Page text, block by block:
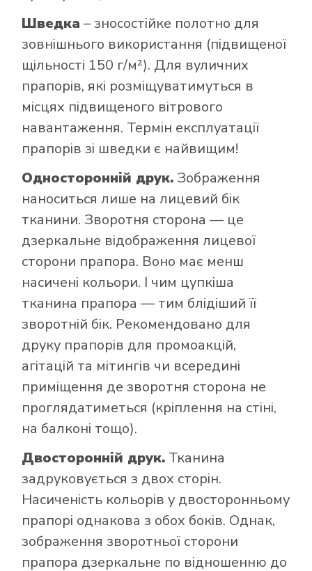
Шведка – зносостійке полотно для
зовнішнього використання (підвищеної
щільності 150 г/м²). Для вуличних
прапорів, які розміщуватимуться в
місцях підвищеного вітрового
навантаження. Термін експлуатації
прапорів зі шведки є найвищим!
Односторонній друк. Зображення
наноситься лише на лицевий бік
тканини. Зворотня сторона — це
дзеркальне відображення лицевої
сторони прапора. Воно має менш
насичені кольори. І чим цупкіша
тканина прапора — тим блідіший її
зворотній бік. Рекомендовано для
друку прапорів для промоакцій,
агітацій та мітингів чи всередині
приміщення де зворотня сторона не
проглядатиметься (кріплення на стіні,
на балконі тощо).
Двосторонній друк. Тканина
задруковується з двох сторін.
Насиченість кольорів у двосторонньому
прапорі однакова з обох боків. Однак,
зображення зворотньої сторони
прапора дзеркальне по відношенню до